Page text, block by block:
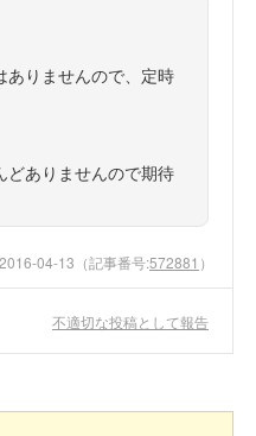
ありませんので、定時
どありませんので期待
2016-04-13 （記事番号:572881 ）
不適切な投稿として報告